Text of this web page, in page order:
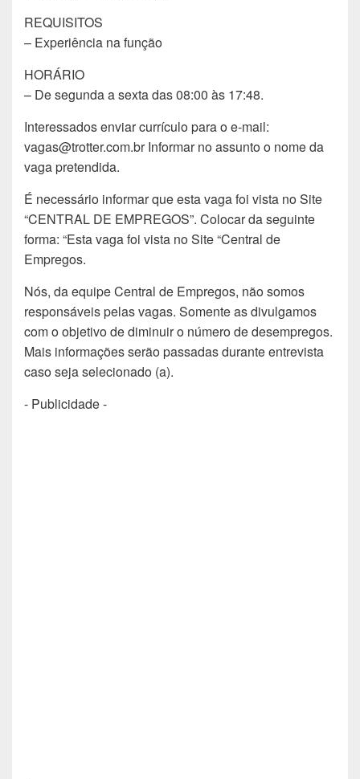
REQUISITOS
– Experiência na função
HORÁRIO
– De segunda a sexta das 08:00 às 17:48.
Interessados enviar currículo para o e-mail:
vagas@trotter.com.br Informar no assunto o nome da
vaga pretendida.
É necessário informar que esta vaga foi vista no Site
“CENTRAL DE EMPREGOS”. Colocar da seguinte
forma: “Esta vaga foi vista no Site “Central de
Empregos.
Nós, da equipe Central de Empregos, não somos
responsáveis pelas vagas. Somente as divulgamos
com o objetivo de diminuir o número de desempregos.
Mais informações serão passadas durante entrevista
caso seja selecionado (a).
- Publicidade -